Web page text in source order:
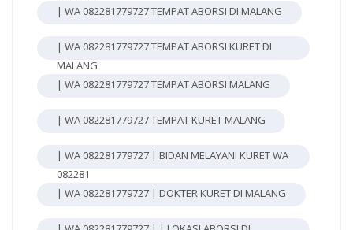
| WA 082281779727 TEMPAT ABORSI DI MALANG
| WA 082281779727 TEMPAT ABORSI KURET DI
MALANG
| WA 082281779727 TEMPAT ABORSI MALANG
| WA 082281779727 TEMPAT KURET MALANG
| WA 082281779727 | BIDAN MELAYANI KURET WA
082281
| WA 082281779727 | DOKTER KURET DI MALANG